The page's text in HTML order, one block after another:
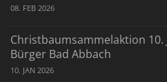
08. FEB 2026
Christbaumsammelaktion 10.
Bürger Bad Abbach
10. JAN 2026